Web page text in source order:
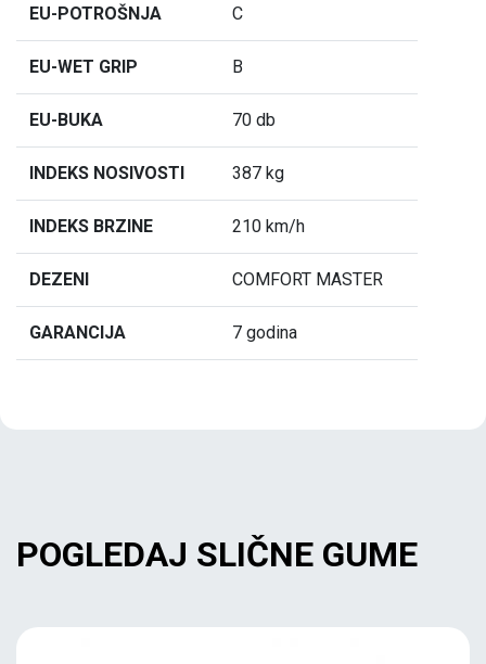
EU-POTROŠNJA C
EU-WET GRIP B
EU-BUKA 70 db
INDEKS NOSIVOSTI 387 kg
INDEKS BRZINE 210 km/h
DEZENI COMFORT MASTER
GARANCIJA 7 godina
POGLEDAJ SLIČNE GUME